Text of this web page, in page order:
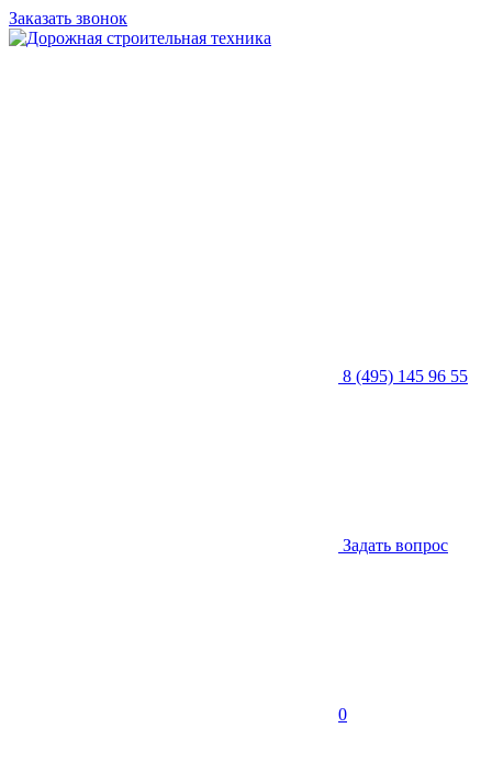
Заказать звонок
8 (495) 145 96 55
Задать вопрос
0